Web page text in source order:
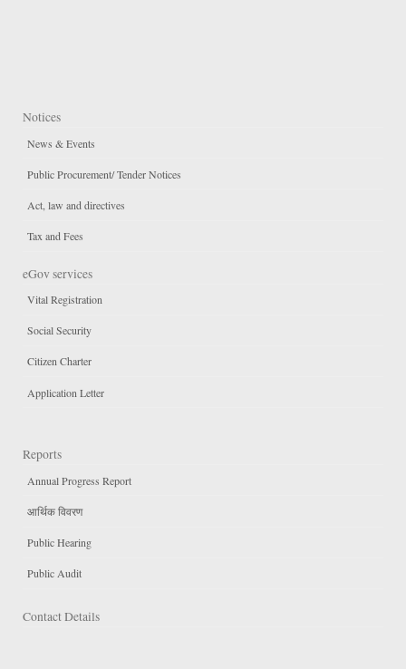
Notices
News & Events
Public Procurement/ Tender Notices
Act, law and directives
Tax and Fees
eGov services
Vital Registration
Social Security
Citizen Charter
Application Letter
Reports
Annual Progress Report
आर्थिक विवरण
Public Hearing
Public Audit
Contact Details